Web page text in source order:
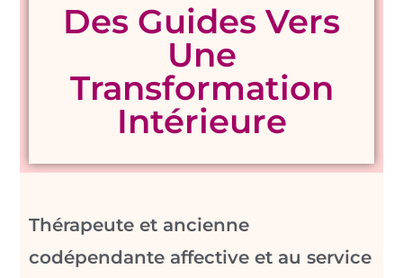
Des Guides Vers
Une
Transformation
Intérieure
Thérapeute et ancienne
codépendante affective et au service